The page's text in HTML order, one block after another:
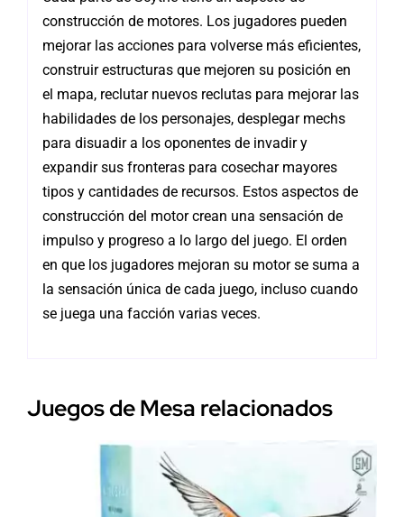
construcción de motores. Los jugadores pueden
mejorar las acciones para volverse más eficientes,
construir estructuras que mejoren su posición en
el mapa, reclutar nuevos reclutas para mejorar las
habilidades de los personajes, desplegar mechs
para disuadir a los oponentes de invadir y
expandir sus fronteras para cosechar mayores
tipos y cantidades de recursos. Estos aspectos de
construcción del motor crean una sensación de
impulso y progreso a lo largo del juego. El orden
en que los jugadores mejoran su motor se suma a
la sensación única de cada juego, incluso cuando
se juega una facción varias veces.
Juegos de Mesa relacionados